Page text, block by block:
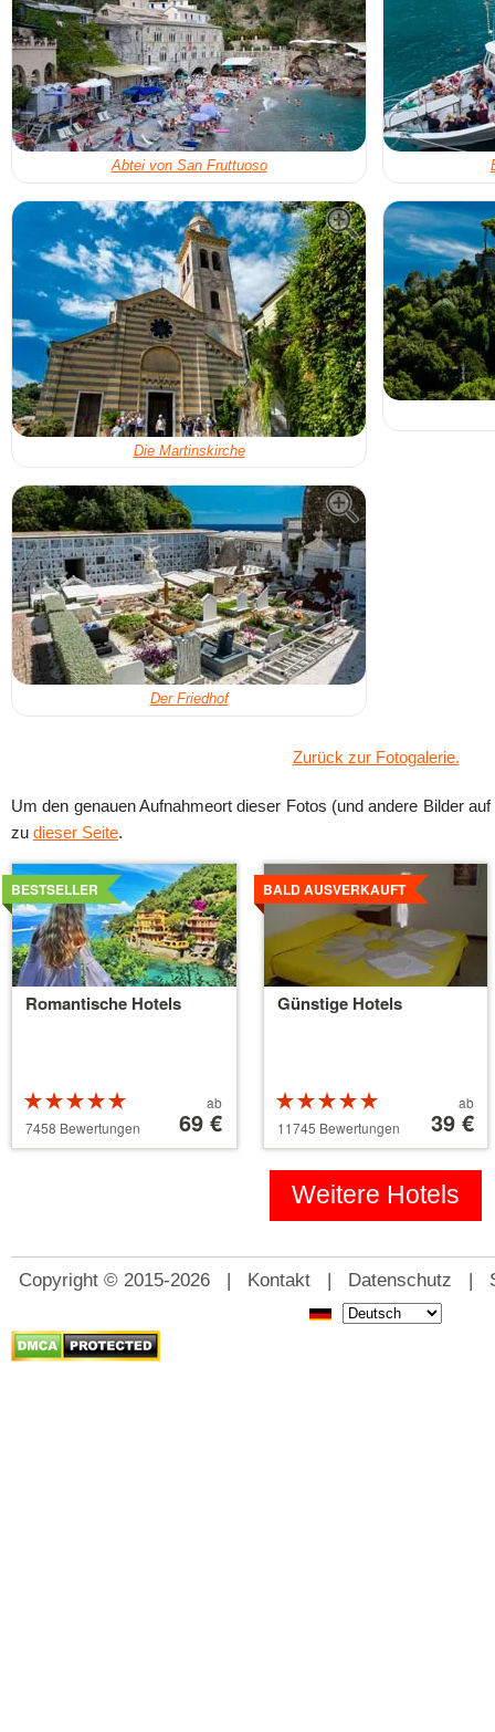
Abtei von San Fruttuoso
Die Martinskirche
Der Friedhof
Zurück zur Fotogalerie.
Um den genauen Aufnahmeort dieser Fotos (und andere Bilder
zu dieser Seite.
Romantische Hotels
BESTSELLER
Bewertung:
5 von 5
Sternen
7458 Bewertungen
ab
69 €
Details
ansehen
Günstige Hotels
BALD AUSVERKAUFT
Bewertung:
5 von 5
Sternen
11745 Bewertungen 110 €
ab
39 €
Details
ansehen
Weitere Hotels
Copyright © 2015-2026 | Kontakt Datenschutz